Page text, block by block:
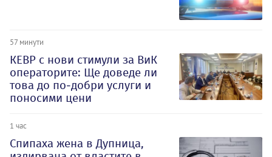
57 минути
КЕВР с нови стимули за ВиК
операторите: Ще доведе ли
това до по-добри услуги и
поносими цени
1 час
Спипаха жена в Дупница,